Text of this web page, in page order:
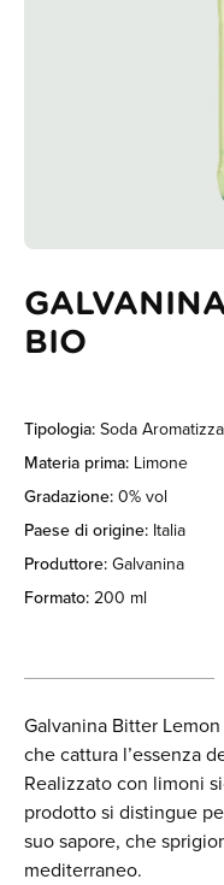
BIO
Tipologia:Soda
Materia prima: Limone
Gradazione:0% vol
Paese di origine: Italia
Produttore:Galvanina
Formato:200 ml
Galvanina Bitter
che cattura l’essenza
Realizzato con limoni
prodotto si distingue
suo sapore, che
mediterraneo.